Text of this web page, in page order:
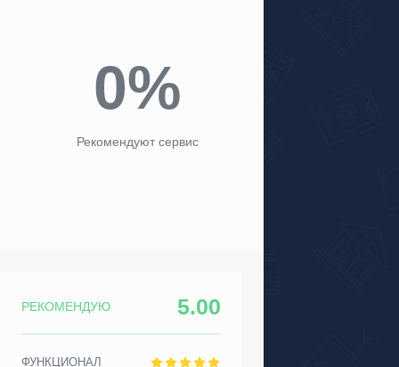
0%
Рекомендуют сервис
РЕКОМЕНДУЮ 5.00
ФУНКЦИОНАЛ